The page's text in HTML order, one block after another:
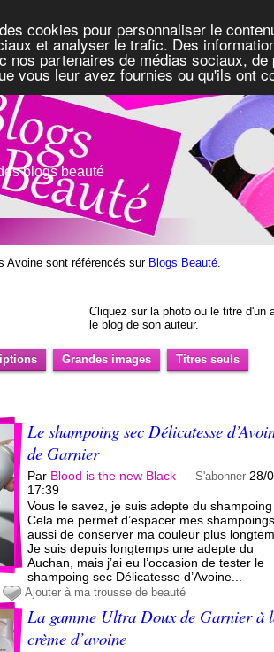
cookies pour personnaliser le
et analyser le trafic. Des
nos partenaires de médias sociaux,
vous leur avez fournies ou qu'ils ont
blogs beauté
Avoine sont référencés sur Blogs Beauté
Cliquez sur la photo ou le titre d'un
le blog de son auteur.
Grandes images Titres seuls
Le shampoing sec Délicatesse
de Garnier
Par Blood is the new Black S'abonner 28/
17:39
Vous le savez, je suis adepte du
Cela me permet d’espacer mes
aussi de conserver ma couleur plus
Je suis depuis longtemps une adepte du
Auchan, mais j’ai eu l’occasion de tester le
shampoing sec Délicatesse d’Avoine...
Ajouter à ma trousse de beauté
La gamme Ultra Doux de Garnier à
crème d’avoine